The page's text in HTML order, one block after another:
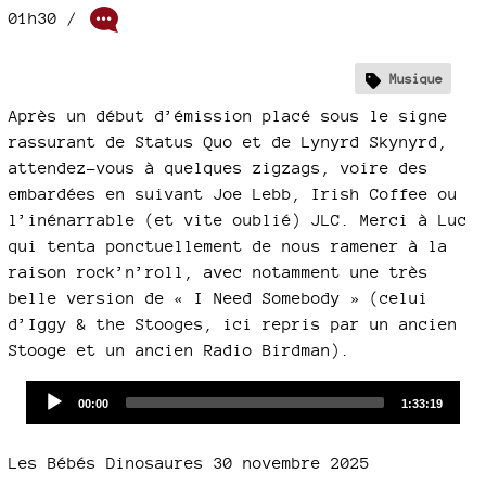
01h30 /
Musique
Après un début d’émission placé sous le signe
rassurant de Status Quo et de Lynyrd Skynyrd,
attendez-vous à quelques zigzags, voire des
embardées en suivant Joe Lebb, Irish Coffee ou
l’inénarrable (et vite oublié) JLC. Merci à Luc
qui tenta ponctuellement de nous ramener à la
raison rock’n’roll, avec notamment une très
belle version de « I Need Somebody » (celui
d’Iggy & the Stooges, ici repris par un ancien
Stooge et un ancien Radio Birdman).
Current
00:00
Total
1:33:19
Les Bébés Dinosaures 30 novembre 2025